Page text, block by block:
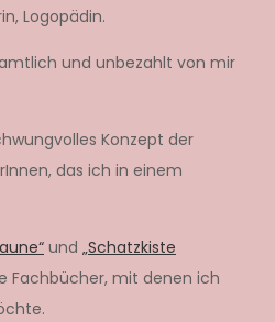
Logopädin.
und unbezahlt von mir
Konzept der
das ich in einem
und „Schatzkiste
Fachbücher, mit denen ich